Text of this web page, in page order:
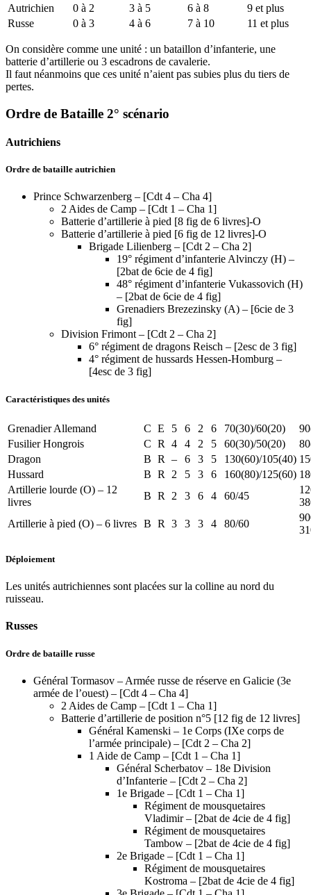
Autrichien
0 à 2 3 à 5 6 à 8
9 et plus
Russe
0 à 3 4 à 6 7 à 10 11 et plus
On considère comme une unité : un bataillon d’infanterie, une
batterie d’artillerie ou 3 escadrons de cavalerie.
Il faut néanmoins que ces unité n’aient pas subies plus du tiers de
pertes.
Ordre de Bataille 2° scénario
Autrichiens
Ordre de bataille autrichien
Prince Schwarzenberg – [Cdt 4 – Cha 4]
2 Aides de Camp – [Cdt 1 – Cha 1]
Batterie d’artillerie à pied [8 fig de 6 livres]-O
Batterie d’artillerie à pied [6 fig de 12 livres]-O
Brigade Lilienberg – [Cdt 2 – Cha 2]
19° régiment d’infanterie Alvinczy (H) –
[2bat de 6cie de 4 fig]
48° régiment d’infanterie Vukassovich (H)
– [2bat de 6cie de 4 fig]
Grenadiers Brezezinsky (A) – [6cie de 3
fig]
Division Frimont – [Cdt 2 – Cha 2]
6° régiment de dragons Reisch – [2esc de 3 fig]
4° régiment de hussards Hessen-Homburg –
[4esc de 3 fig]
Caractéristiques des unités
Grenadier Allemand C E 5 6 2 6 70(30)/60(20)
Fusilier Hongrois
C R 4 4 2 5 60(30)/50(20)
Dragon
B R – 6 3 5 130(60)/105(40)
Hussard
B R 2 5 3 6 160(80)/125(60)
Artillerie lourde (O) – 12
livres
B R 2 3 6 4 60/45
Artillerie à pied (O) – 6 livres B R 3 3 3 4 80/60
Déploiement
Les unités autrichiennes sont placées sur la colline au nord du
ruisseau.
Russes
Ordre de bataille russe
Général Tormasov – Armée russe de réserve en Galicie (3e
armée de l’ouest) – [Cdt 4 – Cha 4]
2 Aides de Camp – [Cdt 1 – Cha 1]
Batterie d’artillerie de position n°5 [12 fig de 12 livres]
Général Kamenski – 1e Corps (IXe corps de
l’armée principale) – [Cdt 2 – Cha 2]
1 Aide de Camp – [Cdt 1 – Cha 1]
Général Scherbatov – 18e Division
d’Infanterie – [Cdt 2 – Cha 2]
1e Brigade – [Cdt 1 – Cha 1]
Régiment de mousquetaires
Vladimir – [2bat de 4cie de 4 fig]
Régiment de mousquetaires
Tambow – [2bat de 4cie de 4 fig]
2e Brigade – [Cdt 1 – Cha 1]
Régiment de mousquetaires
Kostroma – [2bat de 4cie de 4 fig]